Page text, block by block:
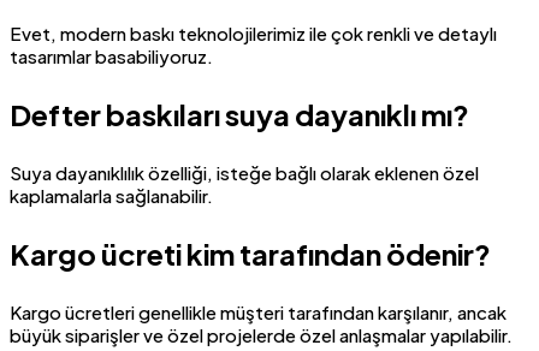
Evet, modern baskı teknolojilerimiz ile çok renkli ve detaylı
tasarımlar basabiliyoruz.
Defter baskıları suya dayanıklı mı?
Suya dayanıklılık özelliği, isteğe bağlı olarak eklenen özel
kaplamalarla sağlanabilir.
Kargo ücreti kim tarafından ödenir?
Kargo ücretleri genellikle müşteri tarafından karşılanır, ancak
büyük siparişler ve özel projelerde özel anlaşmalar yapılabilir.